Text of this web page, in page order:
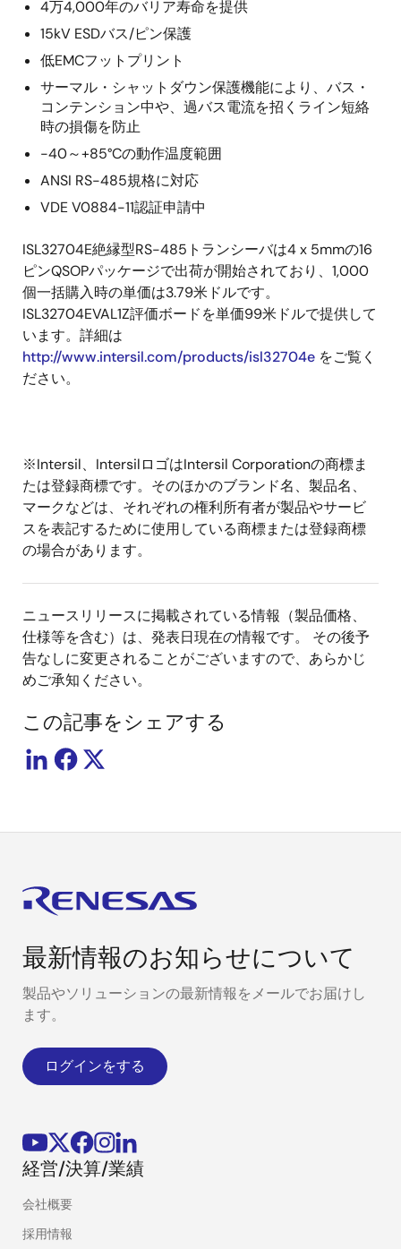
4万4,000年のバリア寿命を提供
15kV ESDバス/ピン保護
低EMCフットプリント
サーマル・シャットダウン保護機能により、バス・
コンテンション中や、過バス電流を招くライン短絡
時の損傷を防止
-40～+85°Cの動作温度範囲
ANSI RS-485規格に対応
VDE V0884-11認証申請中
ISL32704E絶縁型RS-485トランシーバは4 x 5mmの16
ピンQSOPパッケージで出荷が開始されており、1,000
個一括購入時の単価は3.79米ドルです。
ISL32704EVAL1Z評価ボードを単価99米ドルで提供して
います。詳細は
http://www.intersil.com/products/isl32704e をご覧く
ださい。
※Intersil、IntersilロゴはIntersil Corporationの商標ま
たは登録商標です。そのほかのブランド名、製品名、
マークなどは、それぞれの権利所有者が製品やサービ
スを表記するために使用している商標または登録商標
の場合があります。
ニュースリリースに掲載されている情報（製品価格、
仕様等を含む）は、発表日現在の情報です。 その後予
告なしに変更されることがございますので、あらかじ
めご承知ください。
この記事をシェアする
最新情報のお知らせについて
製品やソリューションの最新情報をメールでお届けし
ます。
ログインをする
経営/決算/業績
会社概要
採用情報